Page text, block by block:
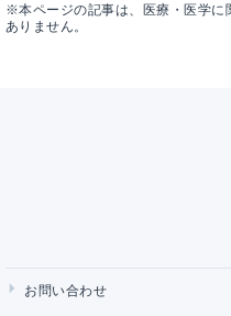
※本ページの記事は、医療・医学に
ありません。
お問い合わせ